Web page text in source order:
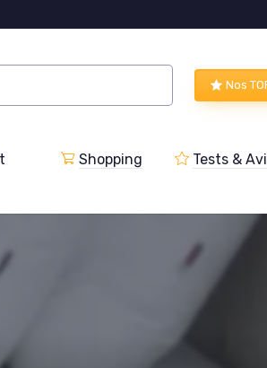
Nos
Shopping Tests &